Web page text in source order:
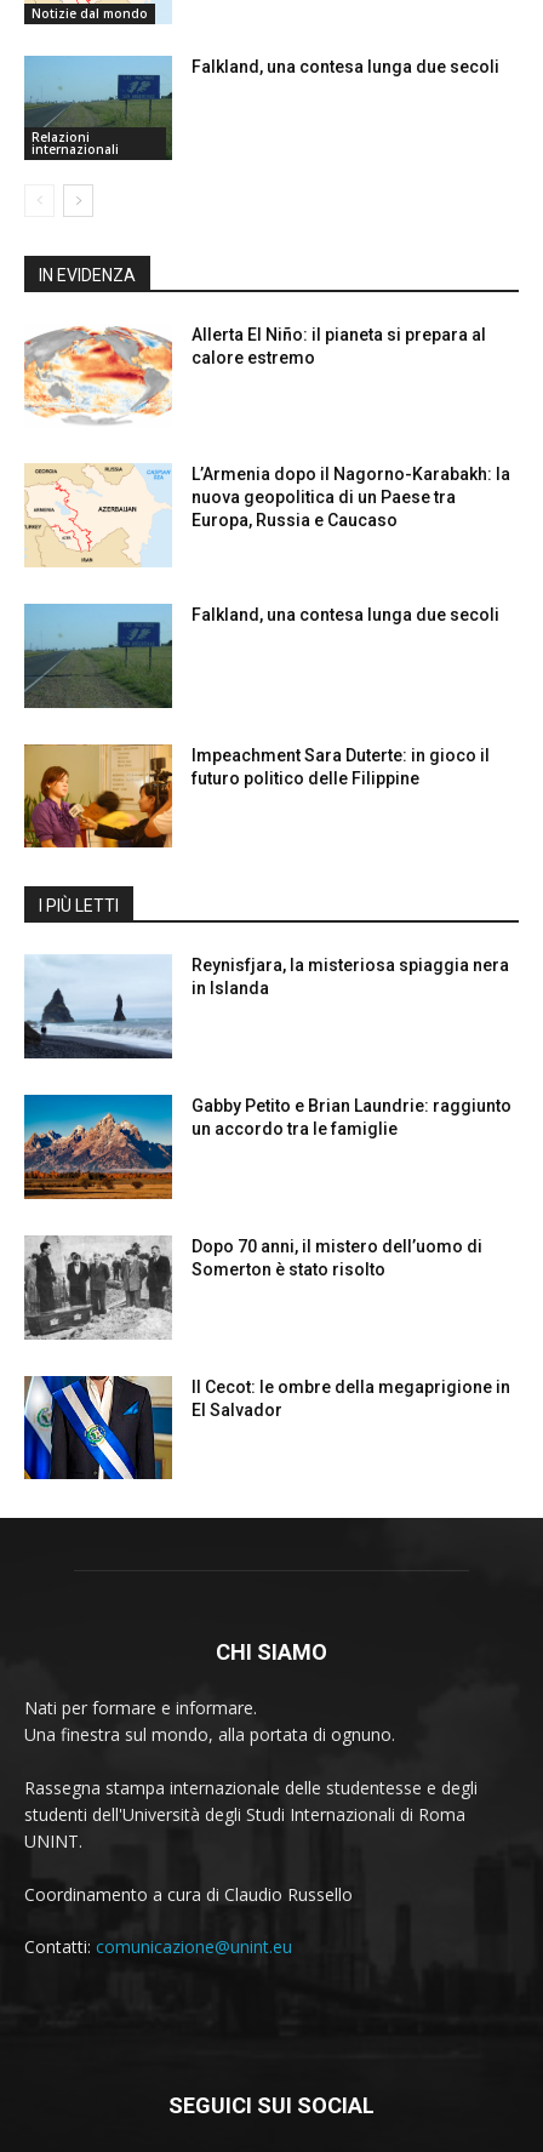
CHI SIAMO
Nati per formare e informare.
Una finestra sul mondo, alla portata di ognuno.
Rassegna stampa internazionale delle studentesse e degli
studenti dell'Università degli Studi Internazionali di Roma
UNINT.
Coordinamento a cura di Claudio Russello
Contatti: comunicazione@unint.eu
SEGUICI SUI SOCIAL